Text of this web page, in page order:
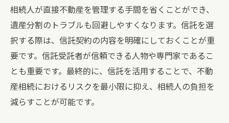
相続人が直接不動産を管理する手間を省くことができ、
遺産分割のトラブルも回避しやすくなります。信託を選
択する際は、信託契約の内容を明確にしておくことが重
要です。信託受託者が信頼できる人物や専門家であるこ
とも重要です。最終的に、信託を活用することで、不動
産相続におけるリスクを最小限に抑え、相続人の負担を
減らすことが可能です。